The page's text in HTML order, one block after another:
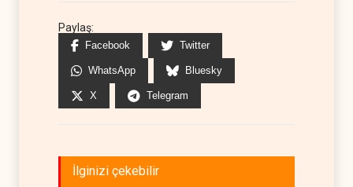
Paylaş:
Facebook Twitter
WhatsApp Bluesky
X Telegram
İlginizi çekebilir